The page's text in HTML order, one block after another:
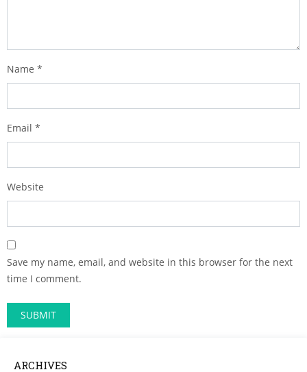
Name *
Email *
Website
Save my name, email, and website in this browser for the next
time I comment.
ARCHIVES